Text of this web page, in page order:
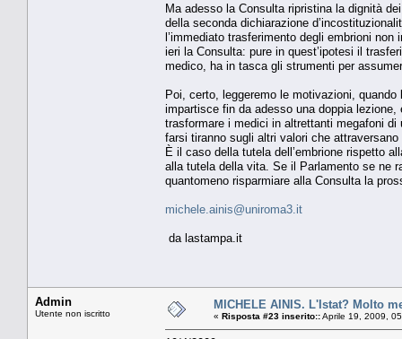
Ma adesso la Consulta ripristina la dignità
della seconda dichiarazione
l’immediato trasferimento degli embrioni
ieri la Consulta: pure in quest’ipotesi il
medico, ha in tasca gli strumenti per
Poi, certo, leggeremo le motivazioni,
impartisce fin da adesso una doppia
trasformare i medici in altrettanti megafoni
farsi tiranno sugli altri valori che
È il caso della tutela dell’embrione rispetto
alla tutela della vita. Se il Parlamento se ne
quantomeno risparmiare alla Consulta la
michele.ainis@uniroma3.it
da lastampa.it
Admin
Utente non iscritto
MICHELE AINIS. L'Istat? Molto
« Risposta #23 inserito::Aprile 19, 2009,